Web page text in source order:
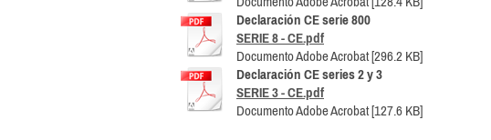
Declaración CE serie 800
SERIE 8 - CE.pdf
Documento Adobe Acrobat [296.2 KB]
Declaración CE series 2 y 3
SERIE 3 - CE.pdf
Documento Adobe Acrobat [127.6 KB]